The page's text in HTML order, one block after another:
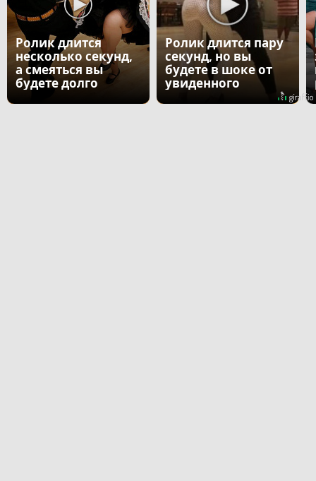
Ролик длится
несколько секунд,
а смеяться вы
будете долго
Ролик длится пару
секунд, но вы
будете в шоке от
увиденного